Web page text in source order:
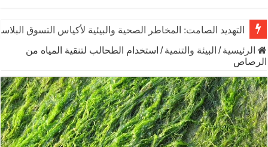
التهديد الصامت: المخاطر الصحية والبيئية لأكياس التسوق
الرئيسية / البيئة والتنمية / استخدام الطحالب لتنقية المياه من
الرصاص